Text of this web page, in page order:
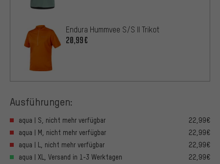
Endura Hummvee S/S II Trikot
20,99€
Ausführungen:
aqua | S, nicht mehr verfügbar
22,99€
aqua | M, nicht mehr verfügbar
22,99€
aqua | L, nicht mehr verfügbar
22,99€
aqua | XL, Versand in 1-3 Werktagen
22,99€